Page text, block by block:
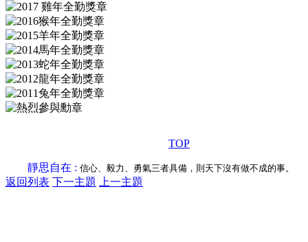
TOP
靜思自在 : 信心、毅力、勇氣三者具備，則天下沒有做不成的事。
返回列表 下一主題 上一主題